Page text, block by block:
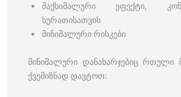
მაქსიმალური ეფექტი,
სურათისათვის
მინიმალური რისკები
მინიმალური დანახარჯებიც რთული
ქვემიზნად დავტოთ: